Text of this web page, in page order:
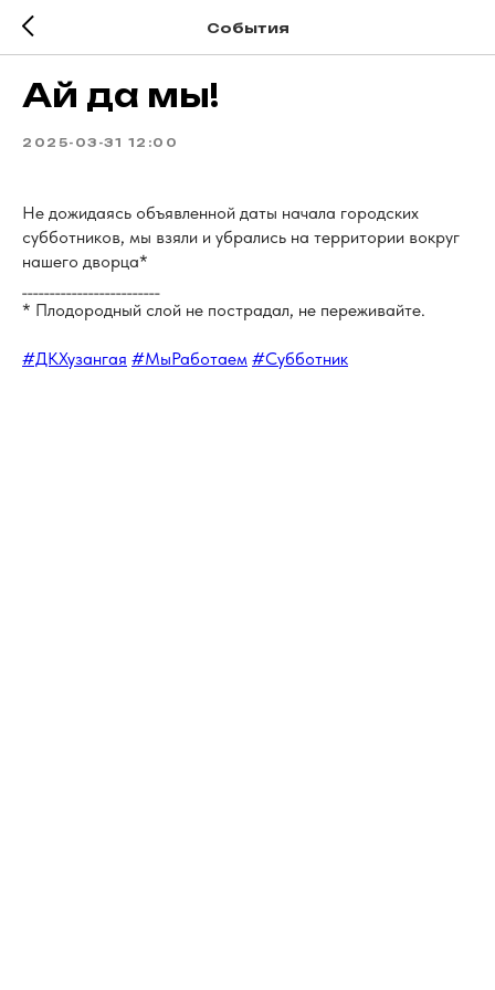
События
Ай да мы!
2025-03-31 12:00
Не дожидаясь объявленной даты начала городских
субботников, мы взяли и убрались на территории вокруг
нашего дворца*
* Плодородный слой не пострадал, не переживайте.
#ДКХузангая #МыРаботаем #Субботник